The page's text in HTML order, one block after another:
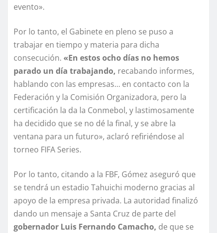
evento».
Por lo tanto, el Gabinete en pleno se puso a
trabajar en tiempo y materia para dicha
consecución. «En estos ocho días no hemos
parado un día trabajando, recabando informes,
hablando con las empresas… en contacto con la
Federación y la Comisión Organizadora, pero la
certificación la da la Conmebol, y lastimosamente
ha decidido que se no dé la final, y se abre la
ventana para un futuro», aclaró refiriéndose al
torneo FIFA Series.
Por lo tanto, citando a la FBF, Gómez aseguró que
se tendrá un estadio Tahuichi moderno gracias al
apoyo de la empresa privada. La autoridad finalizó
dando un mensaje a Santa Cruz de parte del
gobernador Luis Fernando Camacho, de que se